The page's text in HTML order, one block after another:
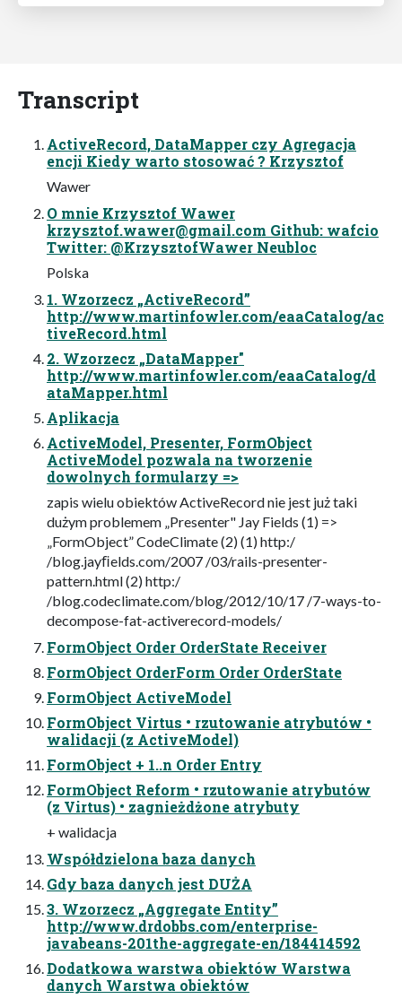
Transcript
ActiveRecord, DataMapper czy Agregacja
encji Kiedy warto stosować ? Krzysztof
Wawer
O mnie Krzysztof Wawer
krzysztof.wawer@gmail.com Github: wafcio
Twitter: @KrzysztofWawer Neubloc
Polska
1. Wzorzecz „ActiveRecord”
http://www.martinfowler.com/eaaCatalog/ac
tiveRecord.html
2. Wzorzecz „DataMapper"
http://www.martinfowler.com/eaaCatalog/d
ataMapper.html
Aplikacja
ActiveModel, Presenter, FormObject
ActiveModel pozwala na tworzenie
dowolnych formularzy =>
zapis wielu obiektów ActiveRecord nie jest już taki
dużym problemem „Presenter" Jay Fields (1) =>
„FormObject” CodeClimate (2) (1) http:/
/blog.jayﬁelds.com/2007 /03/rails-presenter-
pattern.html (2) http:/
/blog.codeclimate.com/blog/2012/10/17 /7-ways-to-
decompose-fat-activerecord-models/
FormObject Order OrderState Receiver
FormObject OrderForm Order OrderState
FormObject ActiveModel
FormObject Virtus • rzutowanie atrybutów •
walidacji (z ActiveModel)
FormObject + 1..n Order Entry
FormObject Reform • rzutowanie atrybutów
(z Virtus) • zagnieżdżone atrybuty
+ walidacja
Współdzielona baza danych
Gdy baza danych jest DUŻA
3. Wzorzecz „Aggregate Entity”
http://www.drdobbs.com/enterprise-
javabeans-201the-aggregate-en/184414592
Dodatkowa warstwa obiektów Warstwa
danych Warstwa obiektów